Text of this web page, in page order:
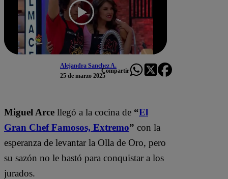
Alejandra Sanchez A.
25 de marzo 2025
Compartir
Miguel Arce llegó a la cocina de “El
Gran Chef Famosos, Extremo” con la
esperanza de levantar la Olla de Oro, pero
su sazón no le bastó para conquistar a los
jurados.